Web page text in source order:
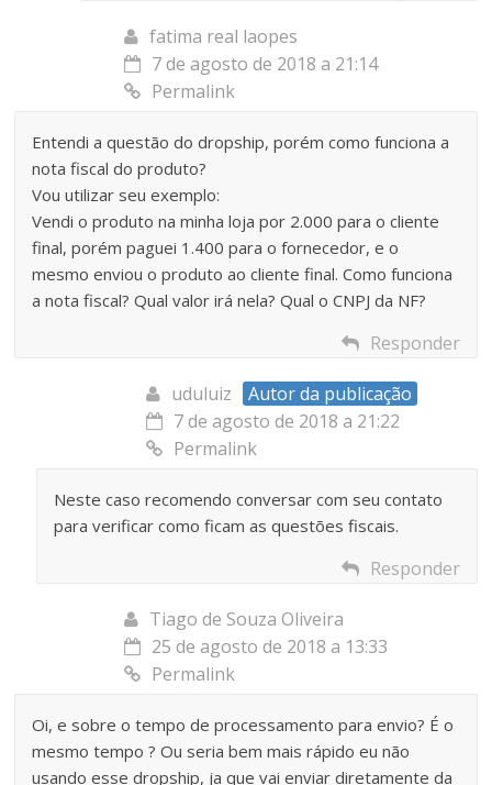
fatima real laopes
7 de agosto de 2018 a 21:14
Permalink
Entendi a questão do dropship, porém como funciona a
nota fiscal do produto?
Vou utilizar seu exemplo:
Vendi o produto na minha loja por 2.000 para o cliente
final, porém paguei 1.400 para o fornecedor, e o
mesmo enviou o produto ao cliente final. Como funciona
a nota fiscal? Qual valor irá nela? Qual o CNPJ da NF?
Responder
uduluiz
Autor da publicação
7 de agosto de 2018 a 21:22
Permalink
Neste caso recomendo conversar com seu contato
para verificar como ficam as questões fiscais.
Responder
Tiago de Souza Oliveira
25 de agosto de 2018 a 13:33
Permalink
Oi, e sobre o tempo de processamento para envio? É o
mesmo tempo ? Ou seria bem mais rápido eu não
usando esse dropship, ja que vai enviar diretamente da